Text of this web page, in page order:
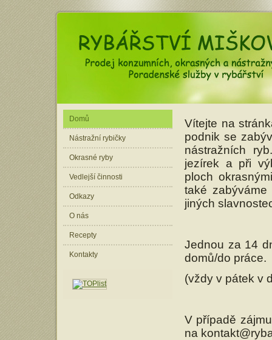
Domů
Nástražní rybičky
Okrasné ryby
Vedlejší činnosti
Odkazy
O nás
Recepty
Kontakty
Vítejte na
podnik se
nástražních
jezírek a při
ploch
také
jiných
Jednou za 14
domů/do práce.
(vždy v pátek v
V případě
na